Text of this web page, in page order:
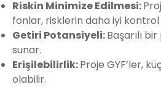
Riskin Minimize Edilmesi:
fonlar, risklerin daha iyi
Getiri Potansiyeli:Başarılı
sunar.
Erişilebilirlik:Proje GYF’ler,
olabilir.